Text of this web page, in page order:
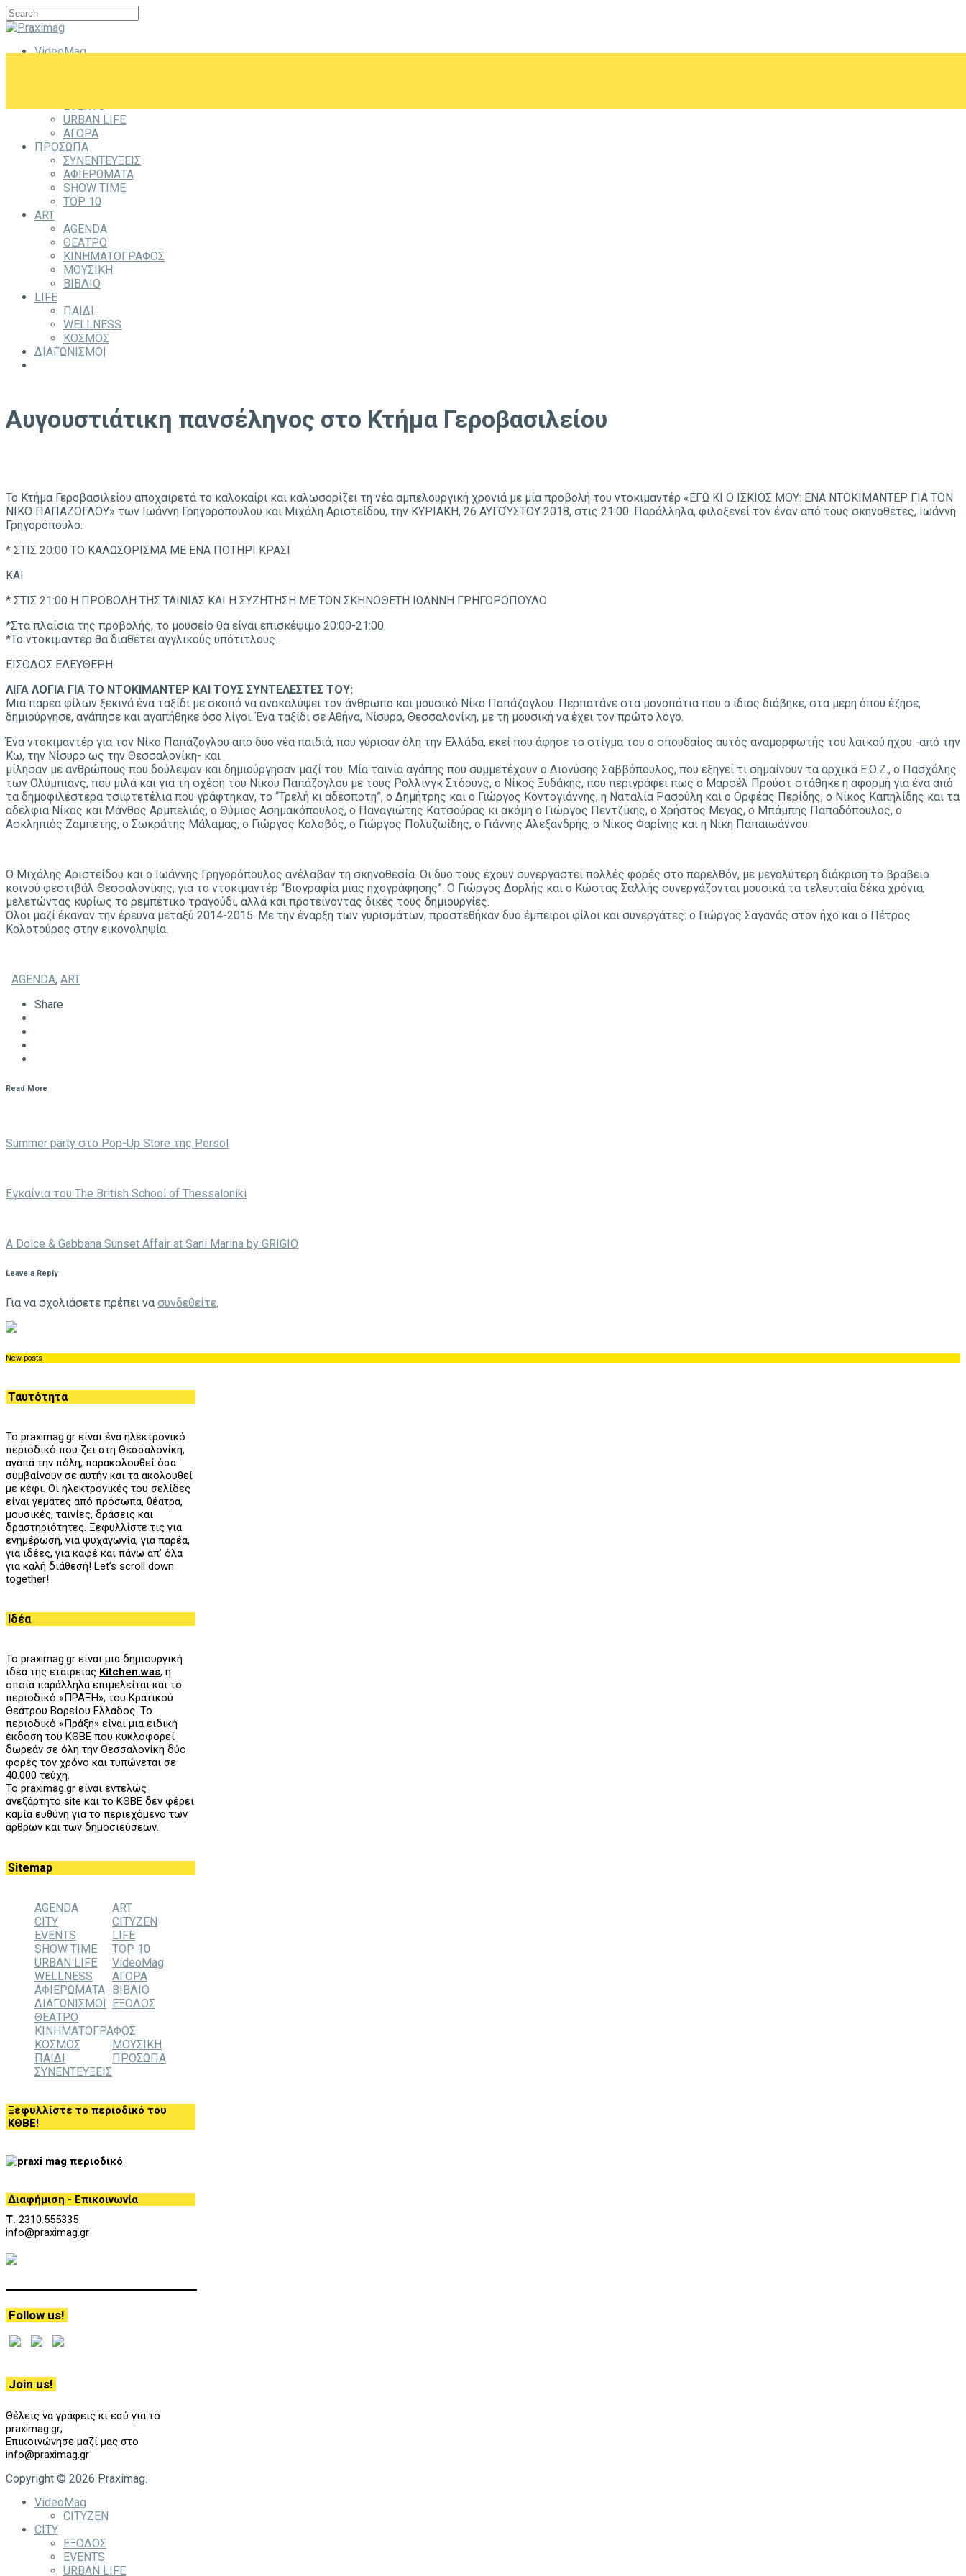
VideoMag
EVENTS
URBAN LIFE
ΑΓΟΡΑ
ΠΡΟΣΩΠΑ
ΣΥΝΕΝΤΕΥΞΕΙΣ
ΑΦΙΕΡΩΜΑΤΑ
SHOW TIME
TOP 10
ART
AGENDA
ΘΕΑΤΡΟ
ΚΙΝΗΜΑΤΟΓΡΑΦΟΣ
ΜΟΥΣΙΚΗ
ΒΙΒΛΙΟ
LIFE
ΠΑΙΔΙ
WELLNESS
ΚΟΣΜΟΣ
ΔΙΑΓΩΝΙΣΜΟΙ
Αυγουστιάτικη πανσέληνος στο Κτήμα Γεροβασιλείου
Το Κτήμα Γεροβασιλείου αποχαιρετά το καλοκαίρι και καλωσορίζει τη νέα αμπελουργική χρονιά με μία προβολή του ντοκιμαντέρ «ΕΓΩ ΚΙ Ο ΙΣΚΙΟΣ ΜΟΥ: ΕΝΑ ΝΤΟΚΙΜΑΝΤΕΡ ΓΙΑ ΤΟΝ
ΝΙΚΟ ΠΑΠΑΖΟΓΛΟΥ» των Ιωάννη Γρηγορόπουλου και Μιχάλη Αριστείδου, την ΚΥΡΙΑΚΗ, 26 ΑΥΓΟΎΣΤΟΥ 2018, στις 21:00. Παράλληλα, φιλοξενεί τον έναν από τους σκηνοθέτες, Ιωάννη
Γρηγορόπουλο.
* ΣΤΙΣ 20:00 ΤΟ ΚΑΛΩΣOΡΙΣΜΑ ΜΕ EΝΑ ΠΟTHΡΙ ΚΡΑΣI
ΚΑΙ
* ΣΤΙΣ 21:00 Η ΠΡΟΒΟΛH ΤΗΣ ΤΑΙΝIΑΣ ΚΑΙ Η ΣΥΖHΤΗΣΗ ΜΕ ΤΟΝ ΣΚΗΝΟΘEΤΗ ΙΩAΝΝΗ ΓΡΗΓΟΡOΠΟΥΛΟ
*Στα πλαίσια της προβολής, το μουσείο θα είναι επισκέψιμο 20:00-21:00.
*Το ντοκιμαντέρ θα διαθέτει αγγλικούς υπότιτλους.
ΕIΣΟΔΟΣ ΕΛΕYΘΕΡΗ
ΛΙΓΑ ΛΟΓΙΑ ΓΙΑ ΤΟ ΝΤΟΚΙΜΑΝΤΕΡ ΚΑΙ ΤΟΥΣ ΣΥΝΤΕΛΕΣΤΕΣ ΤΟΥ:
Μια παρέα φίλων ξεκινά ένα ταξίδι με σκοπό να ανακαλύψει τον άνθρωπο και μουσικό Νίκο Παπάζογλου. Περπατάνε στα μονοπάτια που ο ίδιος διάβηκε, στα μέρη όπου έζησε,
δημιούργησε, αγάπησε και αγαπήθηκε όσο λίγοι. Ένα ταξίδι σε Αθήνα, Νίσυρο, Θεσσαλονίκη, με τη μουσική να έχει τον πρώτο λόγο.
Ένα ντοκιμαντέρ για τον Νίκο Παπάζογλου από δύο νέα παιδιά, που γύρισαν όλη την Ελλάδα, εκεί που άφησε το στίγμα του ο σπουδαίος αυτός αναμορφωτής του λαϊκού ήχου -από την
Κω, την Νίσυρο ως την Θεσσαλονίκη- και
μίλησαν με ανθρώπους που δούλεψαν και δημιούργησαν μαζί του. Μία ταινία αγάπης που συμμετέχουν o Διονύσης Σαββόπουλος, που εξηγεί τι σημαίνουν τα αρχικά Ε.Ο.Ζ., ο Πασχάλης
των Ολύμπιανς, που μιλά και για τη σχέση του Νίκου Παπάζογλου με τους Ρόλλινγκ Στόουνς, ο Νίκος Ξυδάκης, που περιγράφει πως ο Μαρσέλ Προύστ στάθηκε η αφορμή για ένα από
τα δημοφιλέστερα τσιφτετέλια που γράφτηκαν, το “Τρελή κι αδέσποτη”, ο Δημήτρης και ο Γιώργος Κοντογιάννης, η Ναταλία Ρασούλη και ο Ορφέας Περίδης, ο Νίκος Καπηλίδης και τα
αδέλφια Νίκος και Μάνθος Αρμπελιάς, ο Θύμιος Ασημακόπουλος, ο Παναγιώτης Κατσούρας κι ακόμη ο Γιώργος Πεντζίκης, ο Χρήστος Μέγας, ο Μπάμπης Παπαδόπουλος, ο
Ασκληπιός Ζαμπέτης, ο Σωκράτης Μάλαμας, ο Γιώργος Κολοβός, ο Γιώργος Πολυζωίδης, ο Γιάννης Αλεξανδρής, ο Νίκος Φαρίνης και η Νίκη Παπαιωάννου.
Ο Μιχάλης Αριστείδου και ο Ιωάννης Γρηγορόπουλος ανέλαβαν τη σκηνοθεσία. Οι δυο τους έχουν συνεργαστεί πολλές φορές στο παρελθόν, με μεγαλύτερη διάκριση το βραβείο
κοινού φεστιβάλ Θεσσαλονίκης, για το ντοκιμαντέρ “Βιογραφία μιας ηχογράφησης”. Ο Γιώργος Δορλής και ο Κώστας Σαλλής συνεργάζονται μουσικά τα τελευταία δέκα χρόνια,
μελετώντας κυρίως το ρεμπέτικο τραγούδι, αλλά και προτείνοντας δικές τους δημιουργίες.
Όλοι μαζί έκαναν την έρευνα μεταξύ 2014-2015. Με την έναρξη των γυρισμάτων, προστεθήκαν δυο έμπειροι φίλοι και συνεργάτες: ο Γιώργος Σαγανάς στον ήχο και ο Πέτρος
Κολοτούρος στην εικονοληψία.
AGENDA, ART
Share
Read More
Summer party στο Pop-Up Store της Persol
Eγκαίνια του The British School of Thessaloniki
A Dolce & Gabbana Sunset Affair at Sani Marina by GRIGIO
Leave a Reply
Για να σχολιάσετε πρέπει να συνδεθείτε.
New posts
Ταυτότητα
Το praximag.gr είναι ένα ηλεκτρονικό
περιοδικό που ζει στη Θεσσαλονίκη,
αγαπά την πόλη, παρακολουθεί όσα
συμβαίνουν σε αυτήν και τα ακολουθεί
με κέφι. Οι ηλεκτρονικές του σελίδες
είναι γεμάτες από πρόσωπα, θέατρα,
μουσικές, ταινίες, δράσεις και
δραστηριότητες. Ξεφυλλίστε τις για
ενημέρωση, για ψυχαγωγία, για παρέα,
για ιδέες, για καφέ και πάνω απ’ όλα
για καλή διάθεσή! Let’s scroll down
together!
Ιδέα
Το praximag.gr είναι μια δημιουργική
ιδέα της εταιρείας Kitchen.was, η
οποία παράλληλα επιμελείται και το
περιοδικό «ΠΡΑΞΗ», του Kρατικού
Θεάτρου Βορείου Ελλάδος. Το
περιοδικό «Πράξη» είναι μια ειδική
έκδοση του ΚΘΒΕ που κυκλοφορεί
δωρεάν σε όλη την Θεσσαλονίκη δύο
φορές τον χρόνο και τυπώνεται σε
40.000 τεύχη.
Το praximag.gr είναι εντελώς
ανεξάρτητο site και το ΚΘΒΕ δεν φέρει
καμία ευθύνη για το περιεχόμενο των
άρθρων και των δημοσιεύσεων.
Sitemap
AGENDA
ART
CITY
CITYZEN
EVENTS
LIFE
SHOW TIME
TOP 10
URBAN LIFE
VideoMag
WELLNESS
ΑΓΟΡΑ
ΑΦΙΕΡΩΜΑΤΑ ΒΙΒΛΙΟ
ΔΙΑΓΩΝΙΣΜΟΙ ΕΞΟΔΟΣ
ΘΕΑΤΡΟ
ΚΙΝΗΜΑΤΟΓΡΑΦΟΣ
ΚΟΣΜΟΣ
ΜΟΥΣΙΚΗ
ΠΑΙΔΙ
ΠΡΟΣΩΠΑ
ΣΥΝΕΝΤΕΥΞΕΙΣ
Ξεφυλλίστε το περιοδικό του
ΚΘΒΕ!
Διαφήμιση - Επικοινωνία
Τ. 2310.555335
info@praximag.gr
Follow us!
Join us!
Θέλεις να γράφεις κι εσύ για το
praximag.gr;
Επικοινώνησε μαζί μας στο
info@praximag.gr
Copyright © 2026 Praximag.
VideoMag
CITYZEN
CITY
ΕΞΟΔΟΣ
EVENTS
URBAN LIFE